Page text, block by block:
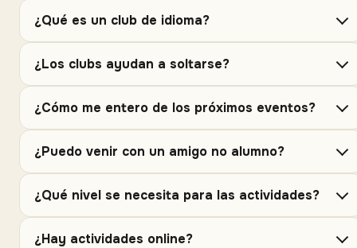
¿Qué es un club de idioma?
¿Los clubs ayudan a soltarse?
¿Cómo me entero de los próximos eventos?
¿Puedo venir con un amigo no alumno?
¿Qué nivel se necesita para las actividades?
¿Hay actividades online?